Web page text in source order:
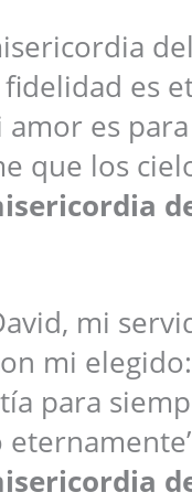
es
amor es
que los
mi
mi elegido:
para